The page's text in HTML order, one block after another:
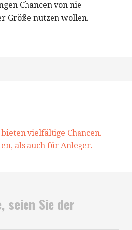
Chancen von nie
Größe nutzen wollen.
vielfältige Chancen.
als auch für Anleger.
seien Sie der